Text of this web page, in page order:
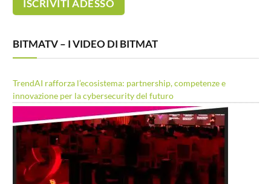
BITMATV – I VIDEO DI BITMAT
TrendAI rafforza l’ecosistema: partnership, competenze e
innovazione per la cybersecurity del futuro